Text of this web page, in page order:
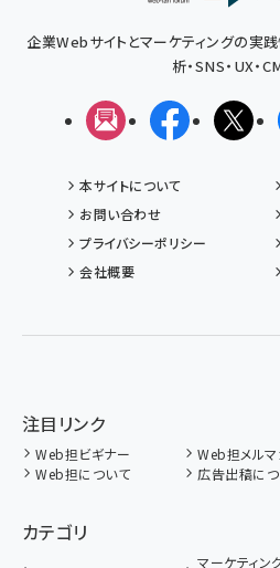
企業Webサイトとマーケティングの実
析・SNS・UX・
メルマガFacebookX(
本サイトについて
お問い合わせ
プライバシーポリシー
会社概要
注目リンク
Web担ビギナー Web担メルマ
Web担について
広告出稿に
カテゴリ
マーケティン